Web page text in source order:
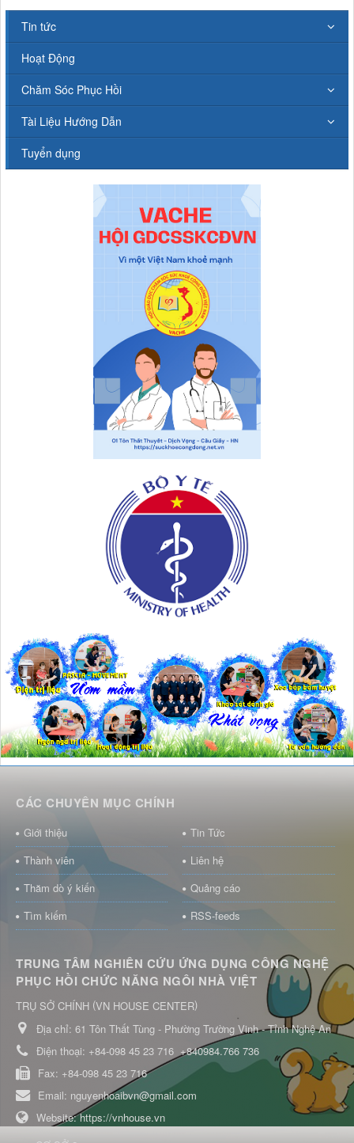
Tin tức
Hoạt Động
Chăm Sóc Phục Hồi
Tài Liệu Hướng Dẫn
Tuyển dụng
CÁC CHUYÊN MỤC CHÍNH
Giới thiệu
Tin Tức
Thành viên
Liên hệ
Thăm dò ý kiến
Quảng cáo
Tìm kiếm
RSS-feeds
TRUNG TÂM NGHIÊN CỨU ỨNG DỤNG CÔNG NGHỆ
PHỤC HỒI CHỨC NĂNG NGÔI NHÀ VIỆT
TRỤ SỞ CHÍNH (VN HOUSE CENTER)
Địa chỉ: 61 Tôn Thất Tùng - Phường Trường Vinh - Tỉnh Nghệ An
Điện thoại: +84-098 45 23 716 +840984.766 736
Fax: +84-098 45 23 716
Email: nguyenhoaibvn@gmail.com
Website:https://vnhouse.vn